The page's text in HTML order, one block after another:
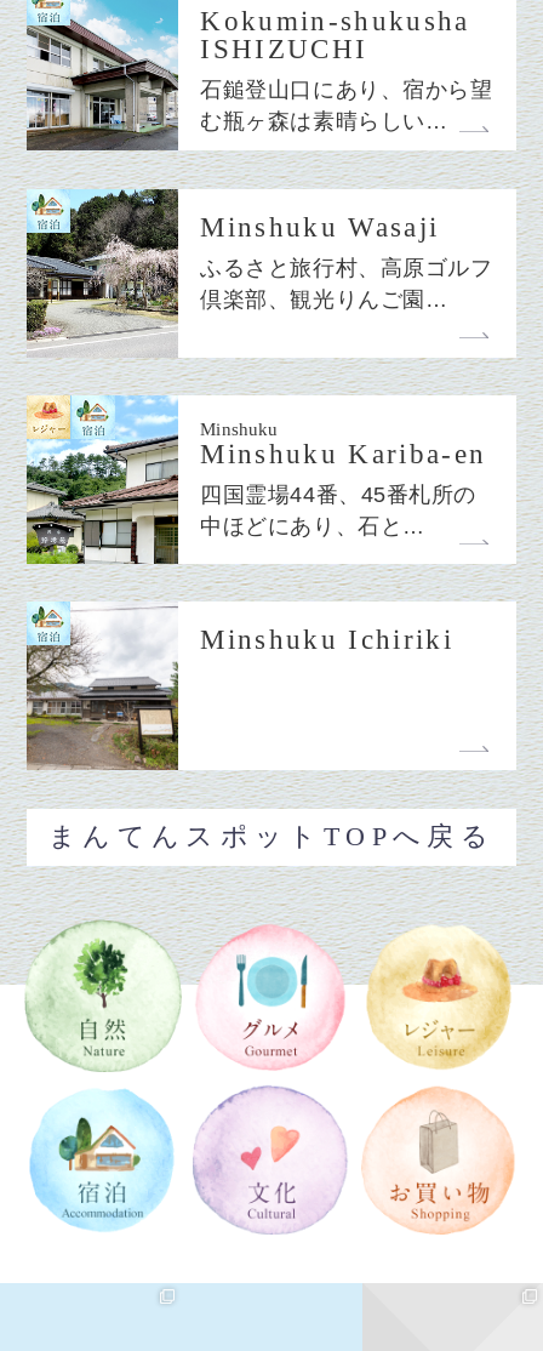
Kokumin-shukusha
ISHIZUCHI
石鎚登山口にあり、宿から望
む瓶ヶ森は素晴らしい…
Minshuku Wasaji
ふるさと旅行村、高原ゴルフ
倶楽部、観光りんご園…
Minshuku
Minshuku Kariba-en
四国霊場44番、45番札所の
中ほどにあり、石と…
Minshuku Ichiriki
まんてんスポットTOPへ戻る